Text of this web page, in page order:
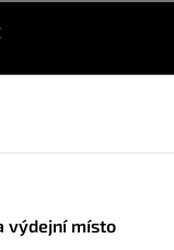
výdejní místo